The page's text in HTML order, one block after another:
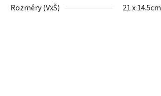
Rozměry (VxŠ)
21 x 14.5cm